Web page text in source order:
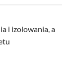
i izolowania, a